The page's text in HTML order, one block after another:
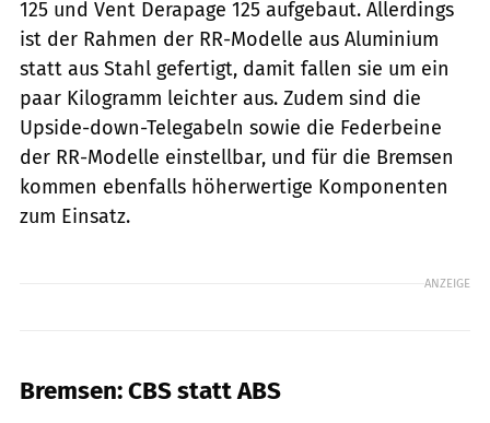
125 und Vent Derapage 125 aufgebaut. Allerdings
ist der Rahmen der RR-Modelle aus Aluminium
statt aus Stahl gefertigt, damit fallen sie um ein
paar Kilogramm leichter aus. Zudem sind die
Upside-down-Telegabeln sowie die Federbeine
der RR-Modelle einstellbar, und für die Bremsen
kommen ebenfalls höherwertige Komponenten
zum Einsatz.
ANZEIGE
Bremsen: CBS statt ABS